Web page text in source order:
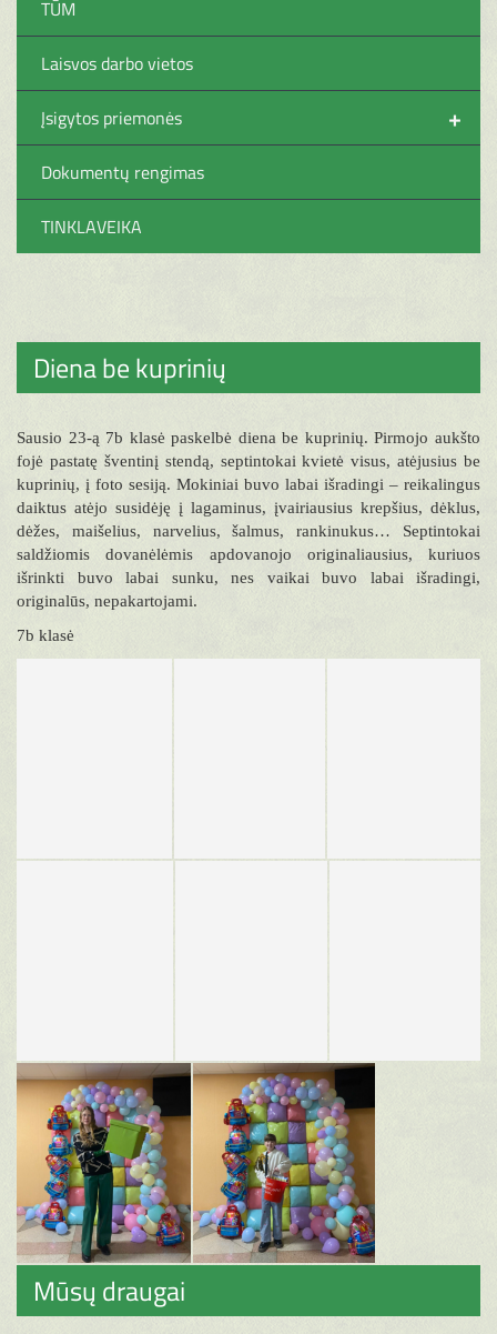
TŪM
Laisvos darbo vietos
+
Įsigytos priemonės
Dokumentų rengimas
TINKLAVEIKA
Diena be kuprinių
Sausio 23-ą 7b klasė paskelbė diena be kuprinių. Pirmojo aukšto
fojė pastatę šventinį stendą, septintokai kvietė visus, atėjusius be
kuprinių, į foto sesiją. Mokiniai buvo labai išradingi – reikalingus
daiktus atėjo susidėję į lagaminus, įvairiausius krepšius, dėklus,
dėžes, maišelius, narvelius, šalmus, rankinukus… Septintokai
saldžiomis dovanėlėmis apdovanojo originaliausius, kuriuos
išrinkti buvo labai sunku, nes vaikai buvo labai išradingi,
originalūs, nepakartojami.
7b klasė
Mūsų draugai